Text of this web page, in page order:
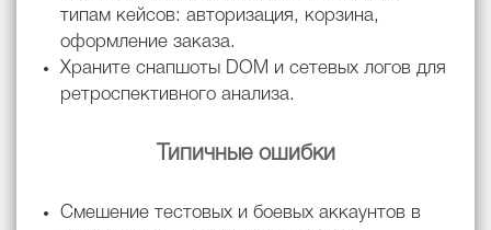
типам кейсов: авторизация, корзина,
оформление заказа.
Храните снапшоты DOM и сетевых логов для
ретроспективного анализа.
Типичные ошибки
Смешение тестовых и боевых аккаунтов в